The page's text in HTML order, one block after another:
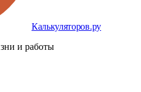
Калькуляторов.ру
и работы